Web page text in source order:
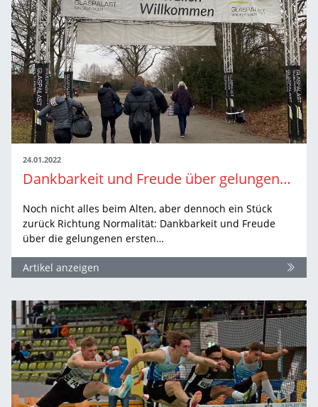
24.01.2022
Dankbarkeit und Freude über gelungenen Meisterschaftsauftakt
Noch nicht alles beim Alten, aber dennoch ein Stück
zurück Richtung Normalität: Dankbarkeit und Freude
über die gelungenen ersten…
Artikel anzeigen